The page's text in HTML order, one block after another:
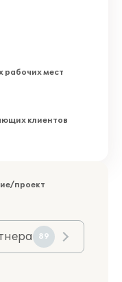
рабочих мест
клиентов
проект
89